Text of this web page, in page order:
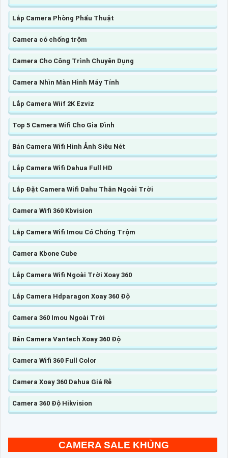
Lắp Camera Phòng Phẩu Thuật
Camera có chống trộm
Camera Cho Công Trình Chuyên Dụng
Camera Nhìn Màn Hình Máy Tính
Lắp Camera Wiif 2K Ezviz
Top 5 Camera Wifi Cho Gia Đình
Bán Camera Wifi Hình Ảnh Siêu Nét
Lắp Camera Wifi Dahua Full HD
Lắp Đặt Camera Wifi Dahu Thân Ngoài Trời
Camera Wifi 360 Kbvision
Lắp Camera Wifi Imou Có Chống Trộm
Camera Kbone Cube
Lắp Camera Wifi Ngoài Trời Xoay 360
Lắp Camera Hdparagon Xoay 360 Độ
Camera 360 Imou Ngoài Trời
Bán Camera Vantech Xoay 360 Độ
Camera Wifi 360 Full Color
Camera Xoay 360 Dahua Giá Rẻ
Camera 360 Độ Hikvision
CAMERA SALE KHỦNG